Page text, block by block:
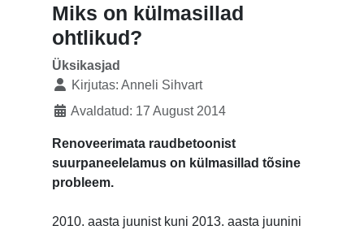
Miks on külmasillad
ohtlikud?
Üksikasjad
Kirjutas: Anneli Sihvart
Avaldatud: 17 August 2014
Renoveerimata raudbetoonist
suurpaneelelamus on külmasillad tõsine
probleem.
2010. aasta juunist kuni 2013. aasta juunini